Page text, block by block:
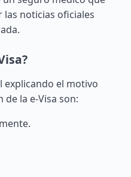
noticias oficiales
explicando el motivo
la e-Visa son: